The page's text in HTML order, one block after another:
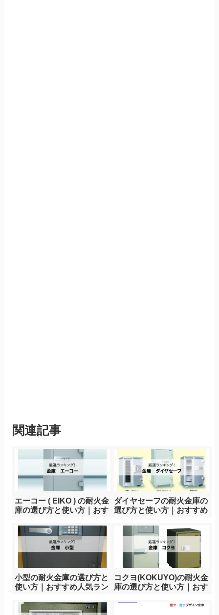
関連記事
エーコー ( EIKO ) の耐火金
庫の選び方と使い方｜おす
キング
ダイヤセーフの耐火金庫の
選び方と使い方｜おすすめ
小型の耐火金庫の選び方と
使い方｜おすすめ人気ラン
コクヨ(KOKUYO)の耐火金
庫の選び方と使い方｜おす
キング